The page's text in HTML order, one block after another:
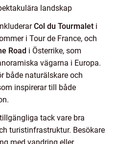
landskap
Col du Tourmalet i
i Tour de France, och
Road i Österrike, som
vägarna i Europa.
både naturälskare och
inspirerar till både
tack vare bra
turistinfrastruktur. Besökare